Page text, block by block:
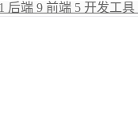
后端 9 前端 5 开发工具